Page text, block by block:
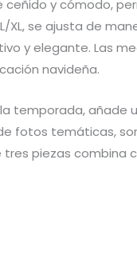
y cómodo,
se ajusta de
y elegante. Las
navideña.
temporada,
fotos temáticas,
piezas combina